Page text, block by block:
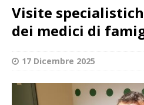
Visite
dei medici di
17 Dicembre 2025